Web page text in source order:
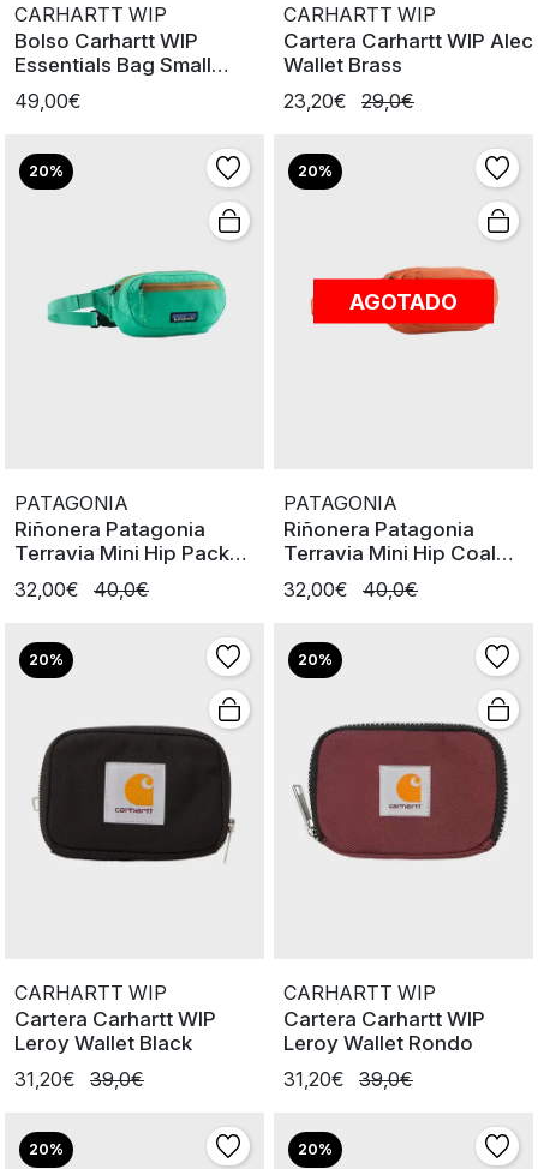
CARHARTT WIP
Bolso Carhartt WIP
Essentials Bag Small
Black
49,00€
CARHARTT WIP
Cartera Carhartt WIP Alec
Wallet Brass
23,20€
29,0€
20%
PATAGONIA
Riñonera Patagonia
Terravia Mini Hip Pack
AQST
32,00€ 40,0€
20%
AGOTADO
PATAGONIA
Riñonera Patagonia
Terravia Mini Hip Coal
Orange
32,00€ 40,0€
20%
CARHARTT WIP
Cartera Carhartt WIP
Leroy Wallet Black
31,20€
39,0€
20%
CARHARTT WIP
Cartera Carhartt WIP
Leroy Wallet Rondo
31,20€
39,0€
20% 20%